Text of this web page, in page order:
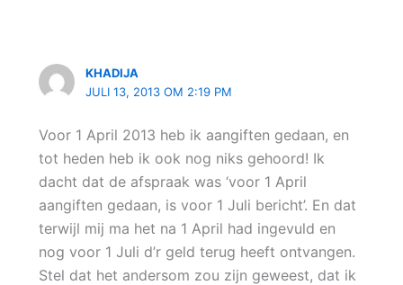
KHADIJA
JULI 13, 2013 OM 2:19 PM
Voor 1 April 2013 heb ik aangiften gedaan, en
tot heden heb ik ook nog niks gehoord! Ik
dacht dat de afspraak was ‘voor 1 April
aangiften gedaan, is voor 1 Juli bericht’. En dat
terwijl mij ma het na 1 April had ingevuld en
nog voor 1 Juli d’r geld terug heeft ontvangen.
Stel dat het andersom zou zijn geweest, dat ik